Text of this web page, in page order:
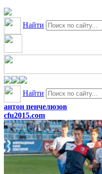
Найти
Найти
антон пенчелюзов
cfu2015.com